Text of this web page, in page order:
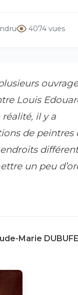
4074 vues
Louis
il y a
de peintres
un peu
Marie DUBUFE